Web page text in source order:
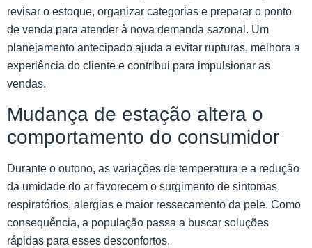
revisar o estoque, organizar categorias e preparar o ponto
de venda para atender à nova demanda sazonal. Um
planejamento antecipado ajuda a evitar rupturas, melhora a
experiência do cliente e contribui para impulsionar as
vendas.
Mudança de estação altera o
comportamento do consumidor
Durante o outono, as variações de temperatura e a redução
da umidade do ar favorecem o surgimento de sintomas
respiratórios, alergias e maior ressecamento da pele. Como
consequência, a população passa a buscar soluções
rápidas para esses desconfortos.